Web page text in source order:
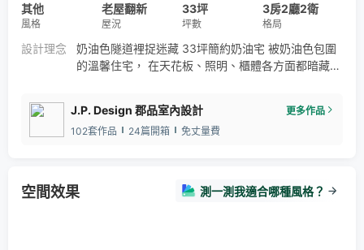
其他
風格
老屋翻新
屋況
33坪
坪數
3房2廳2衛
格局
設計理念
奶油色隧道裡捉迷藏 33坪簡約奶油宅 被奶油色包圍
的溫馨住宅， 在天花板、照明、櫃體各方面都暗藏小
J.P. Design 郡品室內設計
更多作品
102套作品
24篇開箱 免丈量費
空間效果 測一測我適合哪種風格？